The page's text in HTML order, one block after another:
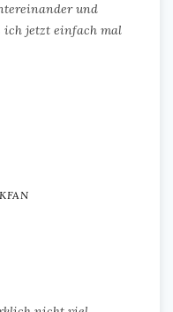
und
ich jetzt einfach mal